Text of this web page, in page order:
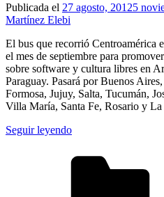
Publicada el 27 agosto, 20125
Martínez Elebi
El bus que recorrió Centroamérica
el mes de septiembre para
sobre software y cultura libres en
Paraguay. Pasará por Buenos
Formosa, Jujuy, Salta, Tucumán,
Villa María, Santa Fe, Rosario y La
Seguir leyendo